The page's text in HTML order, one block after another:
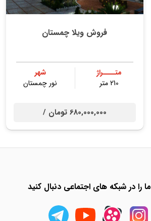
فروش ویلا چمستان
متــــراژ
210 متر
شهر
نور چمستان
680,000,000 تومان /
ما را در شبکه های اجتماعی دنبال کنید